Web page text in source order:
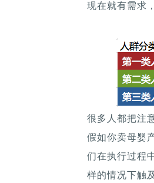
现在就有需求
很多人都把注
假如你卖母婴
们在执行过程
样的情况下触